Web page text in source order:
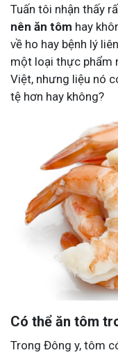
Tuấn tôi nhận thấy
nên ăn tôm hay
về ho hay bệnh lý
một loại thực phẩm
Việt, nhưng liệu nó
tệ hơn hay không?
Có thể ăn tôm
Trong Đông y, tôm